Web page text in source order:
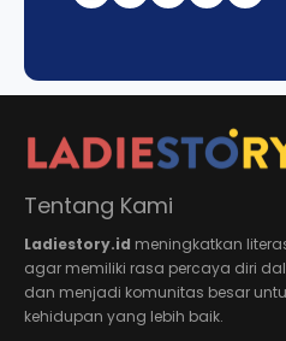
Tentang Kami
Ladiestory.id meningkatkan
agar memiliki rasa percaya diri
dan menjadi komunitas besar
kehidupan yang lebih baik.